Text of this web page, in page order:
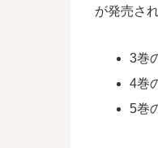
が発売さ
3巻
4巻
5巻